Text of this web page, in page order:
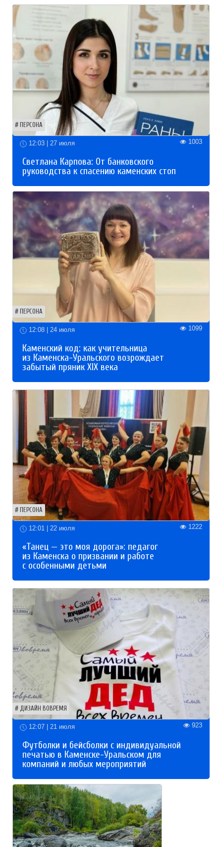
ПЕРСОНА
12:03 | 27 июля 1003
Светлана Карпова: От банковского
руководства к спасению каменских стоп
ПЕРСОНА
12:08 | 24 июля 1099
Каменский код: как учительница
из Каменска-Уральского возрождает
забытый пряник XIX века
ПЕРСОНА
12:01 | 22 июля 1222
«Танец — это моя дорога»: педагог
из Каменска о призвании и работе
с особенными детьми
ДИЗАЙН ВОВРЕМЯ
12:07 | 21 июля 923
Футболки и бейсболки с индивидуальной
печатью в Каменске-Уральском для
компаний и любых мероприятий